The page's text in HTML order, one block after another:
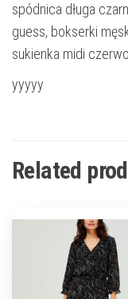
spódnica długa
guess, bokserki
sukienka midi
yyyyy
Related